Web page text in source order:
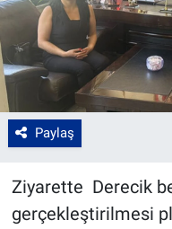
Paylaş
Ziyarette Derecik
gerçekleştirilmesi